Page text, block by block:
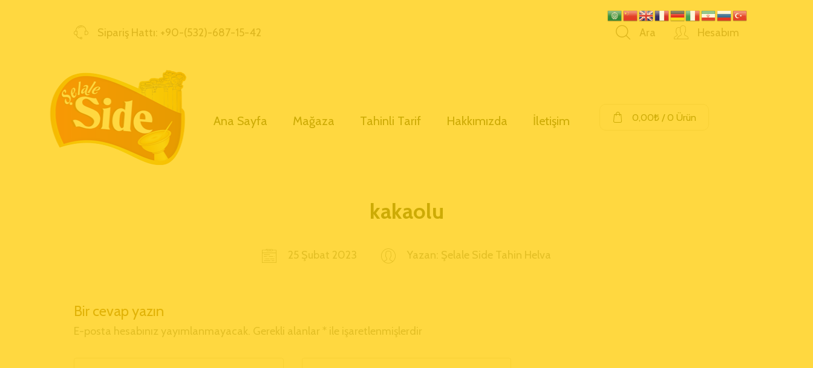
Sipariş Hattı: +90-(532)-687-15-42 Ara Hesabım
Ana Sayfa Mağaza Tahinli Tarif Hakkımızda İletişim 0,00₺ / 0 Ürün
kakaolu
25 Şubat 2023 Yazan: Şelale Side Tahin Helva
Bir cevap yazın
E-posta hesabınız yayımlanmayacak. Gerekli alanlar * ile işaretlenmişlerdir